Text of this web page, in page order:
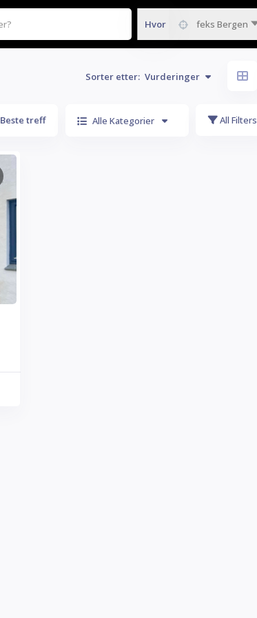
Hvor feks Bergen
Sorter etter: Vurderinger
Beste treff Alle Kategorier All Filters